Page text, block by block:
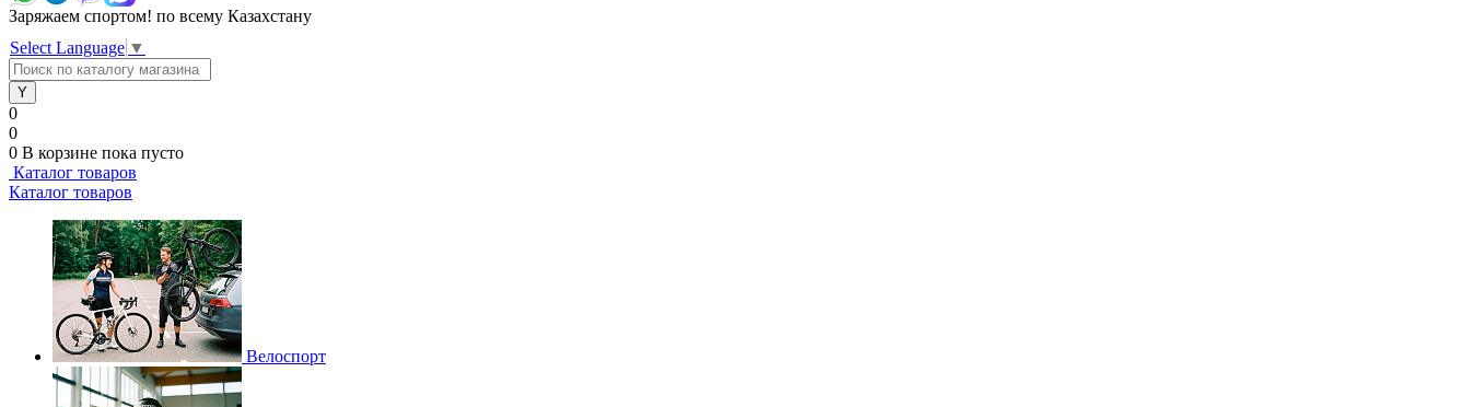
Заряжаем спортом! по всему Казахстану
Select Language ▼
0
0
0 В корзине пока пусто
Каталог товаров
Каталог товаров
Велоспорт